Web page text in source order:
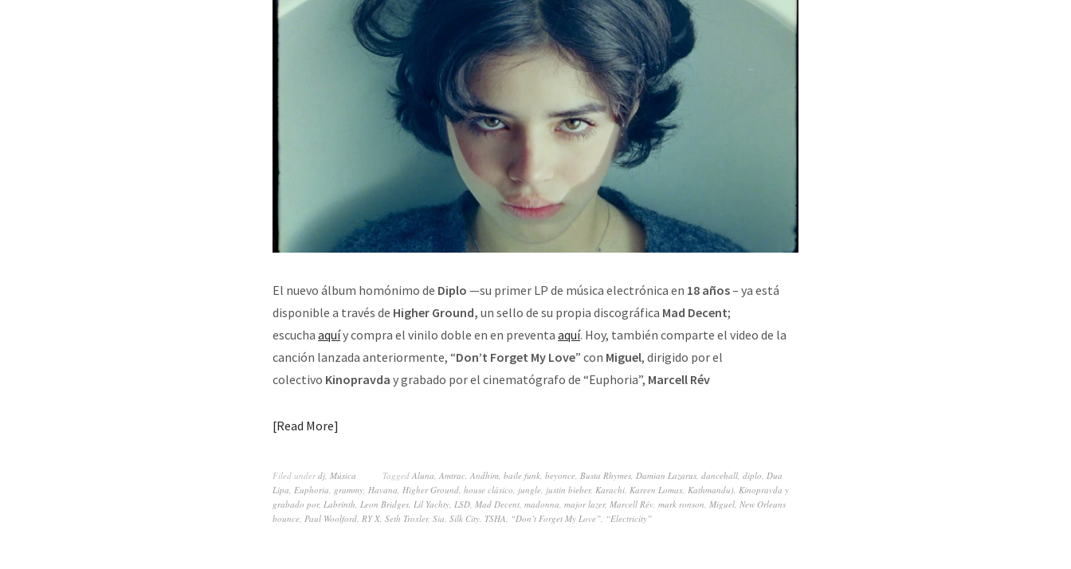
El nuevo álbum homónimo de Diplo —su primer LP de música electrónica en 18 años– ya está
disponible a través de Higher Ground, un sello de su propia discográfica Mad Decent;
escucha aquíy compra el vinilo doble en en preventa aquí. Hoy, también comparte el video de la
canción lanzada anteriormente, “Don’t Forget My Love” con Miguel, dirigido por el
colectivo Kinopravda y grabado por el cinematógrafo de “Euphoria”, Marcell Rév
Read More
Filed underdj, Música Tagged Aluna, Amtrac, Andhim, baile funk, beyonce, Busta Rhymes, Damian Lazarus, dancehall, diplo, Dua
Lipa, Euphoria, grammy, Havana, Higher Ground, house clásico, jungle, justin bieber, Karachi, Kareen Lomax, Kathmandu), Kinopravda y
grabado por, Labrinth, Leon Bridges, Lil Yachty, LSD, Mad Decent, madonna, major lazer, Marcell Rév, mark ronson, Miguel, New Orleans
bounce, Paul Woolford, RY X, Seth Troxler, Sia, Silk City, TSHA, “Don’t Forget My Love”, “Electricity”